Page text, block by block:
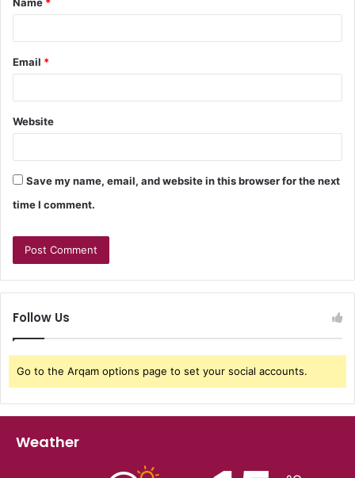
Email *
Website
Save my name, email, and website in this browser for the next
time I comment.
Follow Us
Go to the Arqam options page to set your social accounts.
Weather